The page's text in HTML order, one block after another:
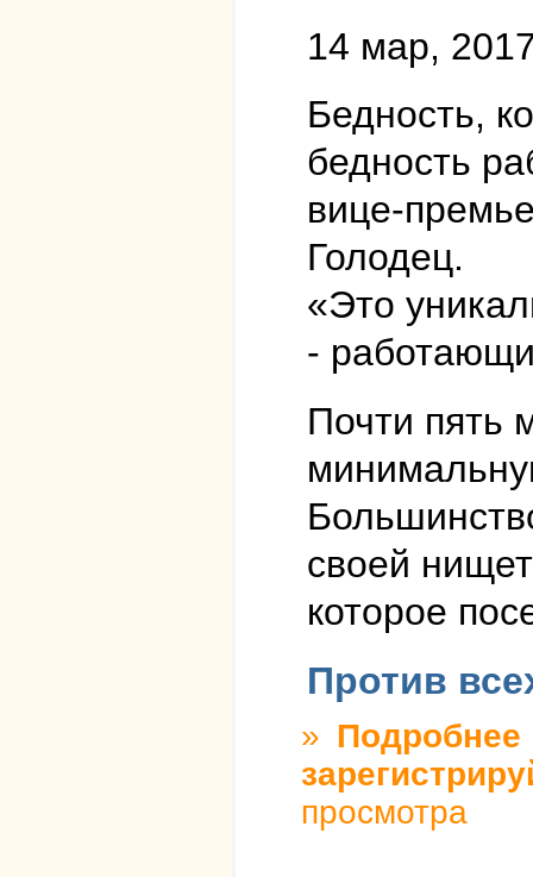
14 мар,
Бедность,
бедность
вице-
Голодец.
«Это
-
Почти пять
своей
которое
Против
» Подробнее
просмотра